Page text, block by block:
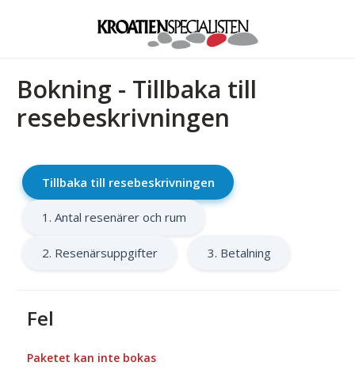
Bokning - Tillbaka till
resebeskrivningen
Tillbaka till resebeskrivningen
1. Antal resenärer och rum
2. Resenärsuppgifter 3. Betalning
Fel
Paketet kan inte bokas